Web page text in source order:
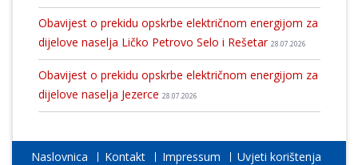
Obavijest o prekidu opskrbe električnom energijom za
dijelove naselja Ličko Petrovo Selo i Rešetar 28.07.2026
Obavijest o prekidu opskrbe električnom energijom za
dijelove naselja Jezerce 28.07.2026
Naslovnica Kontakt Impressum Uvjeti korištenja